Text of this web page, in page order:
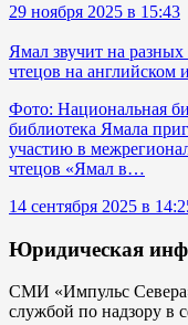
29 ноября 2025 в 15:43
Ямал звучит на разных
чтецов на английском
Фото: Национальная
библиотека Ямала
участию в
чтецов «Ямал в…
14 сентября 2025 в
Юридическая
СМИ «Импульс
службой по надзору в